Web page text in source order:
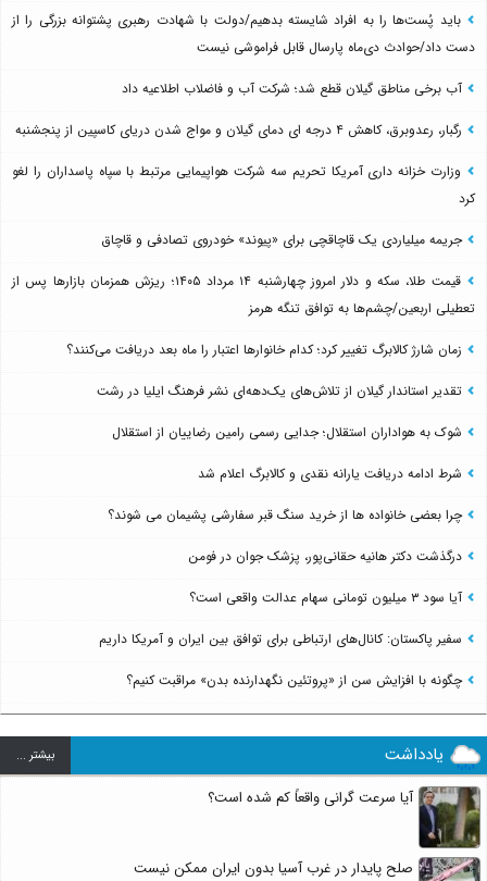
باید پُست‌ها را به افراد شایسته بدهیم/دولت با شهادت رهبری پشتوانه بزرگی را از
دست داد/حوادث دی‌ماه پارسال قابل فراموشی نیست
آب برخی مناطق گیلان قطع شد؛ شرکت آب و فاضلاب اطلاعیه داد
رگبار، رعدوبرق، کاهش ۴ درجه ای دمای گیلان و مواج شدن دریای کاسپین از پنجشنبه
وزارت خزانه داری آمریکا تحریم سه شرکت هواپیمایی مرتبط با سپاه پاسداران را لغو
کرد
جریمه میلیاردی یک قاچاقچی برای «پیوند» خودروی تصادفی و قاچاق
قیمت طلا، سکه و دلار امروز چهارشنبه ۱۴ مرداد ۱۴۰۵؛ ریزش همزمان بازارها پس از
تعطیلی اربعین/چشم‌ها به توافق تنگه هرمز
زمان شارژ کالابرگ تغییر کرد؛ کدام خانوارها اعتبار را ماه بعد دریافت می‌کنند؟
تقدیر استاندار گیلان از تلاش‌های یک‌دهه‌ای نشر فرهنگ ایلیا در رشت
شوک به هواداران استقلال؛ جدایی رسمی رامین رضاییان از استقلال
شرط ادامه دریافت یارانه نقدی و کالابرگ اعلام شد
چرا بعضی خانواده ها از خرید سنگ قبر سفارشی پشیمان می شوند؟
درگذشت دکتر هانیه حقانی‌پور، پزشک جوان در فومن
آیا سود ۳ میلیون تومانی سهام عدالت واقعی است؟
سفیر پاکستان: کانال‌های ارتباطی برای توافق بین ایران و آمریکا داریم
چگونه با افزایش سن از «پروتئین نگهدارنده بدن» مراقبت کنیم؟
یادداشت بيشتر ...
آیا سرعت گرانی واقعاً کم شده است؟
صلح پایدار در غرب آسیا بدون ایران ممکن نیست